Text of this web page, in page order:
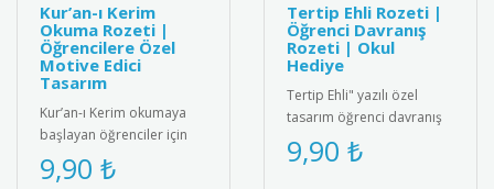
Kur’an-ı Kerim
Okuma Rozeti |
Öğrencilere Özel
Motive Edici
Tasarım
Kur’an-ı Kerim okumaya
başlayan öğrenciler için
özel olarak tasarlanmış bu
rozet, eğitim sürecini de..
9,90 ₺
Tertip Ehli Rozeti |
Öğrenci Davranış
Rozeti | Okul
Hediye
Tertip Ehli" yazılı özel
tasarım öğrenci davranış
rozeti. Örnek öğrencileri
ödüllendirmek için ideal..
9,90 ₺